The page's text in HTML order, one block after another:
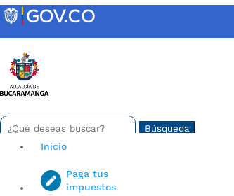
Skip
to
Buscar:
Search
for...
Iniciar sesión en gov co
Inicio
Paga tus
impuestos